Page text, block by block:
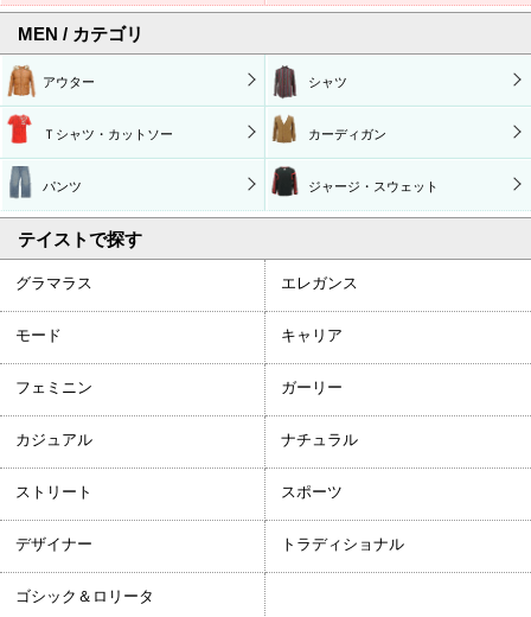
MEN / カテゴリ
アウター シャツ
Ｔシャツ・カットソー カーディガン
パンツ ジャージ・スウェット
テイストで探す
グラマラス エレガンス
モード キャリア
フェミニン ガーリー
カジュアル ナチュラル
ストリート スポーツ
デザイナー トラディショナル
ゴシック＆ロリータ